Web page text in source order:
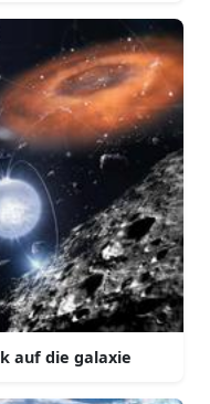
auf die galaxie